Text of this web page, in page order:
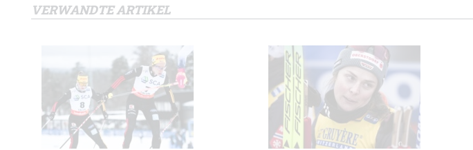
VERWANDTE ARTIKEL